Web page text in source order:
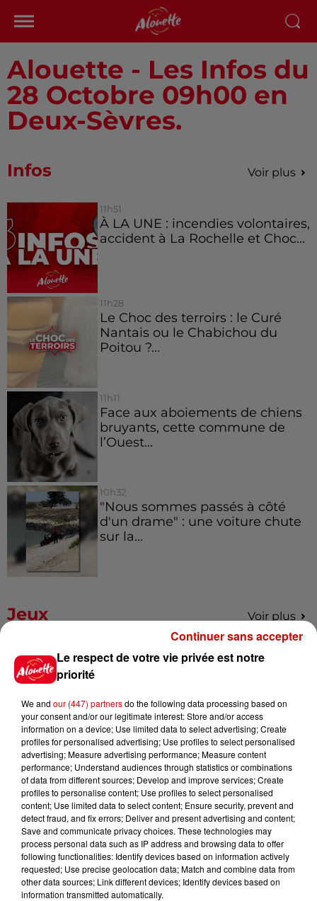
Alouette - Les Infos du
28 Octobre 09h00 en
Deux-Sèvres.
Infos Voir plus
11h51
À LA UNE : incendies volontaires,
accident à La Rochelle et Choc...
11h28
Le Choc des terroirs : le Curé
Nantais ou le Chabichou du
Poitou ?...
11h11
Face aux aboiements de chiens
bruyants, cette commune de
l’Ouest...
10h32
"Nous sommes passés à côté
d'un drame" : une voiture chute
sur la...
Jeux Voir plus
Gagnez vos places pour
l'événement Ride the Show à
Gagnez vos places pour le
festival Marché Gourmand 2026
à Coulon !
Le Duel - Gagnez vos entrées
pour l'un des zoos de nos
régions !
Le respect de votre vie privée est notre
priorité
We and our (447) partnersdo the following data processing based on
your consent and/or our legitimate interest: Store and/or access
information on a device; Use limited data to select advertising; Create
profiles for personalised advertising; Use profiles to select personalised
advertising; Measure advertising performance; Measure content
performance; Understand audiences through statistics or combinations
of data from different sources; Develop and improve services; Create
profiles to personalise content; Use profiles to select personalised
content; Use limited data to select content; Ensure security, prevent and
detect fraud, and fix errors; Deliver and present advertising and content;
Save and communicate privacy choices. These technologies may
process personal data such as IP address and browsing data to offer
following functionalities: Identify devices based on information actively
requested; Use precise geolocation data; Match and combine data from
other data sources; Link different devices; Identify devices based on
information transmitted automatically.
Continuer sans accepter